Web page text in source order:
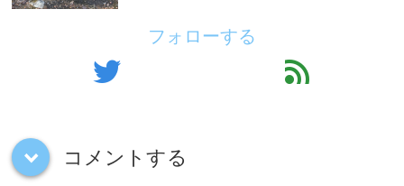
フォローする
twitter feed
down コメントする